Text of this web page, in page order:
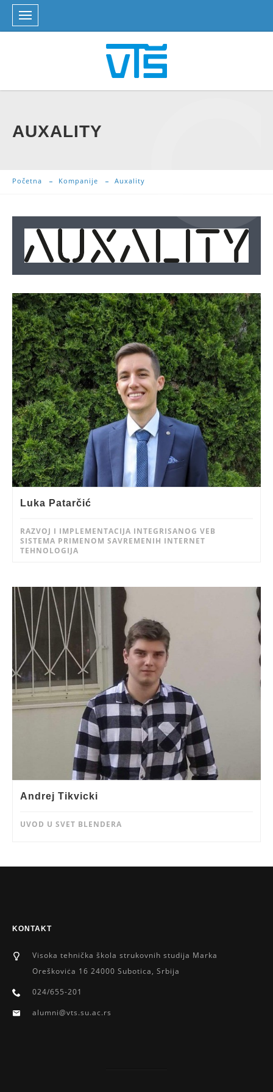
AUXALITY
Početna Kompanije Auxality
Luka Patarčić
RAZVOJ I IMPLEMENTACIJA INTEGRISANOG VEB
SISTEMA PRIMENOM SAVREMENIH INTERNET
TEHNOLOGIJA
Andrej Tikvicki
UVOD U SVET BLENDERA
KONTAKT
Visoka tehnička škola strukovnih studija Marka
Oreškoviċa 16 24000 Subotica, Srbija
024/655-201
alumni@vts.su.ac.rs